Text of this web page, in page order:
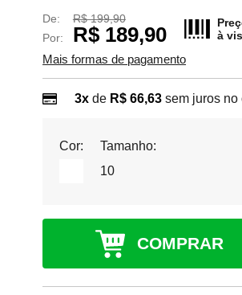
De:
R$ 199,90
Por:
R$ 189,90
à
Mais formas de pagamento
3x de R$ 66,63 sem juros no
Cor:
Tamanho:
10
COMPRAR